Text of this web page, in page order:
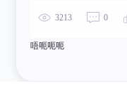
3213 0
唔呃呃呃